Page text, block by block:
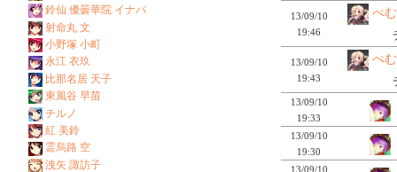
13/09/10
19:46
ぺ
13/09/10
19:43
ぺ
13/09/10
19:33
13/09/10
19:30
13/09/10
鈴仙 優曇華院 イナバ
射命丸 文
小野塚 小町
永江 衣玖
比那名居 天子
東風谷 早苗
チルノ
紅 美鈴
霊烏路 空
洩矢 諏訪子